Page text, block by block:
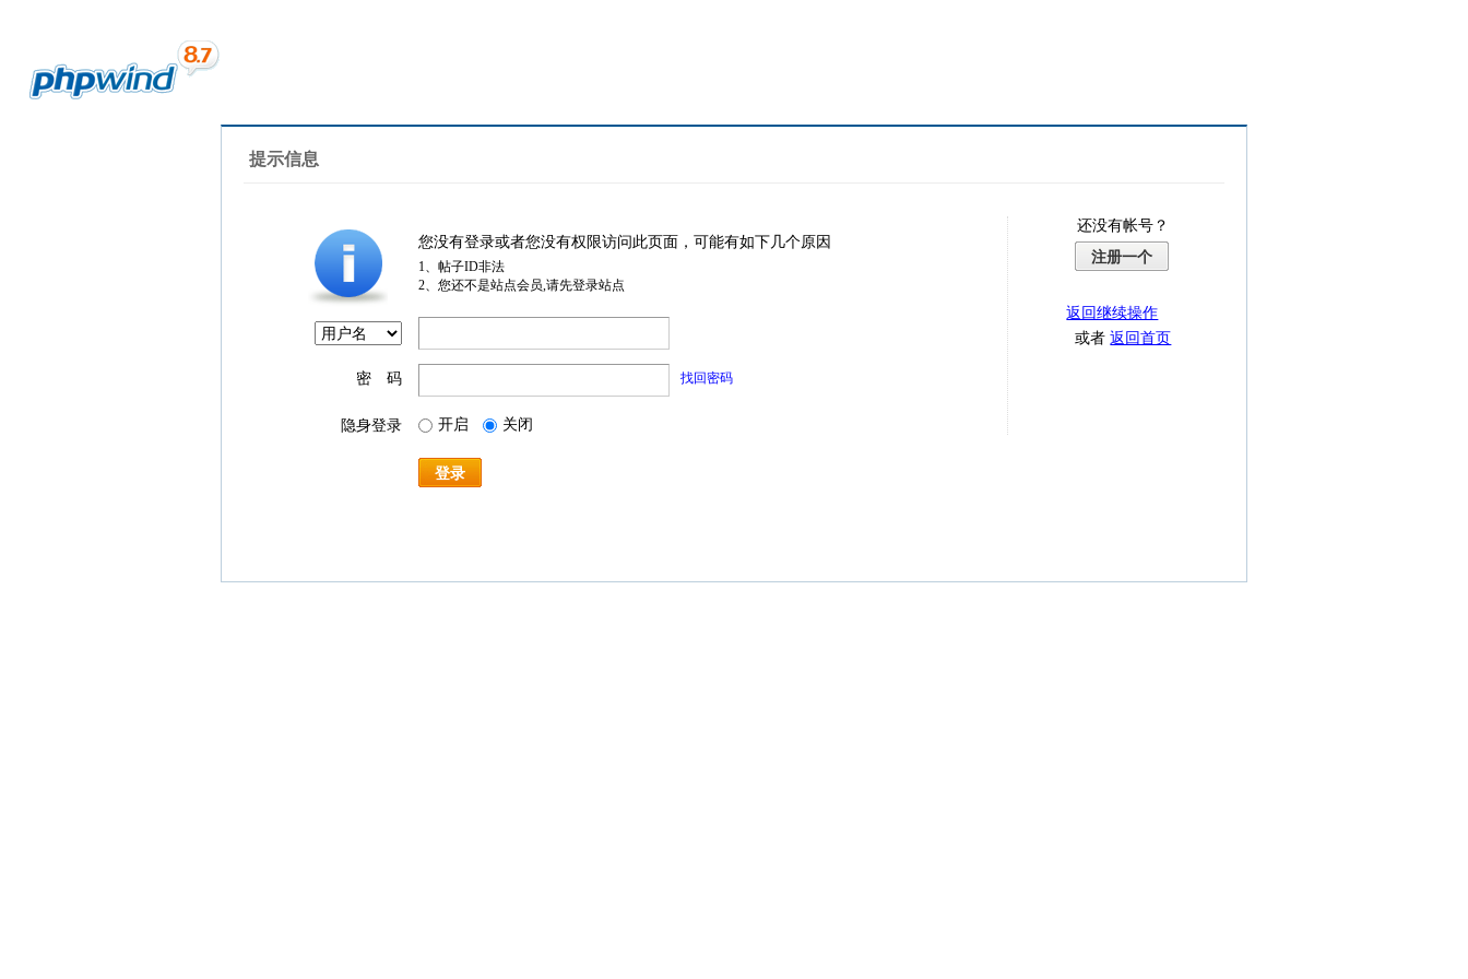
提示信息
您没有登录或者您没有权限访问此页面，可能有如下几个原因
1、帖子ID非法
2、您还不是站点会员,请先登录站点
密 码 找回密码
隐身登录 开启 关闭
登录
还没有帐号？
注册一个
返回继续操作
或者返回首页